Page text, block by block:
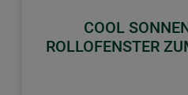
COOL
ROLLOFENSTER